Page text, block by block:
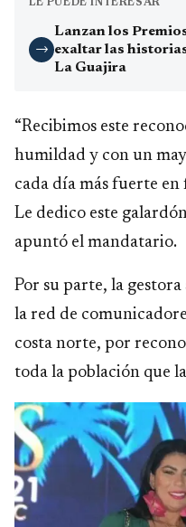
LE PUEDE INTERESAR
→
Lanzan los
exaltar las
La Guajira
“Recibimos este
humildad y con un
cada día más fuerte
Le dedico este
apuntó el mandatario.
Por su parte, la
la red de
costa norte, por
toda la población que